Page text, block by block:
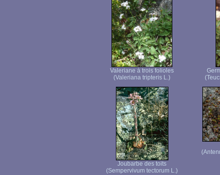
Valeriane à trois folioles
(Valeriana tripteris L.)
Joubarbe des toits
(Sempervivum tectorum L.)